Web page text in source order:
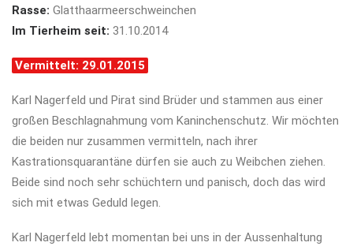
Rasse: Glatthaarmeerschweinchen
Im Tierheim seit: 31.10.2014
Vermittelt: 29.01.2015
Karl Nagerfeld und Pirat sind Brüder und stammen aus einer
großen Beschlagnahmung vom Kaninchenschutz. Wir möchten
die beiden nur zusammen vermitteln, nach ihrer
Kastrationsquarantäne dürfen sie auch zu Weibchen ziehen.
Beide sind noch sehr schüchtern und panisch, doch das wird
sich mit etwas Geduld legen.
Karl Nagerfeld lebt momentan bei uns in der Aussenhaltung